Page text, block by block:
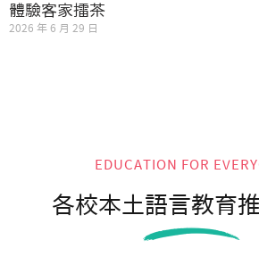
體驗客家擂茶
2026 年 6 月 29 日
EDUCATION FOR
各校本土語言教育